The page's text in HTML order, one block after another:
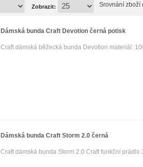
Zobrazit: Srovnání zboží
Dámská bunda Craft Devotion černá potisk
Craft dámská běžecká bunda Devotion materiál:
Dámská bunda Craft Storm 2.0 černá
Craft dámská bunda Storm 2.0 Craft funkční prádlo